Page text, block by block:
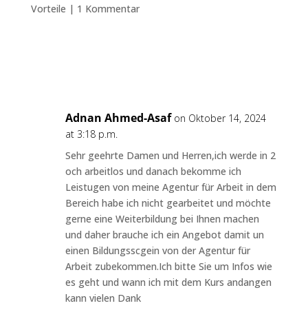
Vorteile | 1 Kommentar
Adnan Ahmed-Asaf on Oktober 14, 2024
at 3:18 p.m.
Sehr geehrte Damen und Herren,ich werde in 2
och arbeitlos und danach bekomme ich
Leistugen von meine Agentur für Arbeit in dem
Bereich habe ich nicht gearbeitet und möchte
gerne eine Weiterbildung bei Ihnen machen
und daher brauche ich ein Angebot damit un
einen Bildungsscgein von der Agentur für
Arbeit zubekommen.Ich bitte Sie um Infos wie
es geht und wann ich mit dem Kurs andangen
kann vielen Dank